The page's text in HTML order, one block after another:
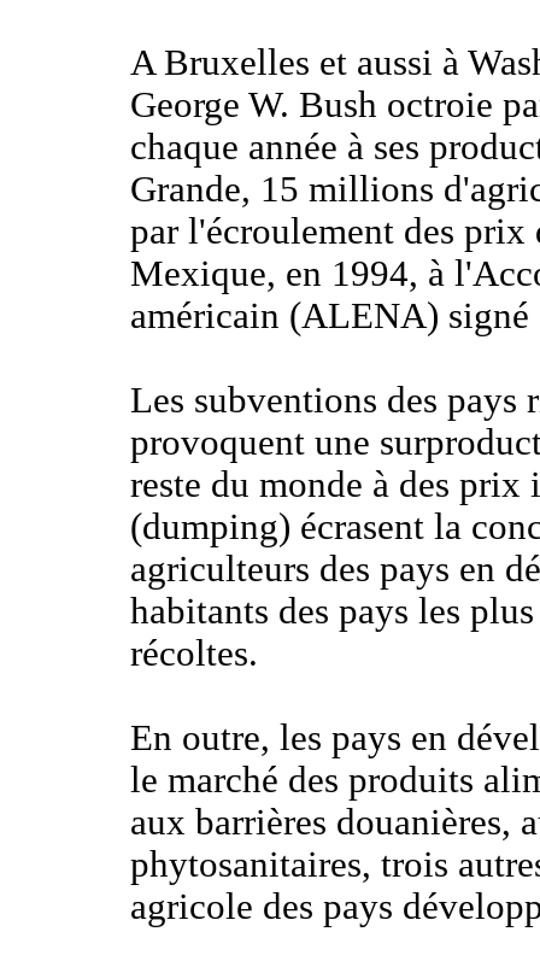
A Bruxelles et aussi à
George W. Bush octroie
chaque année à ses
Grande, 15 millions
par l'écroulement des
Mexique, en 1994, à
américain (ALENA) signé
Les subventions des pays
provoquent une
reste du monde à des
(dumping) écrasent la
agriculteurs des pays en
habitants des pays les
récoltes.
En outre, les pays en
le marché des produits
aux barrières douanières,
phytosanitaires, trois
agricole des pays